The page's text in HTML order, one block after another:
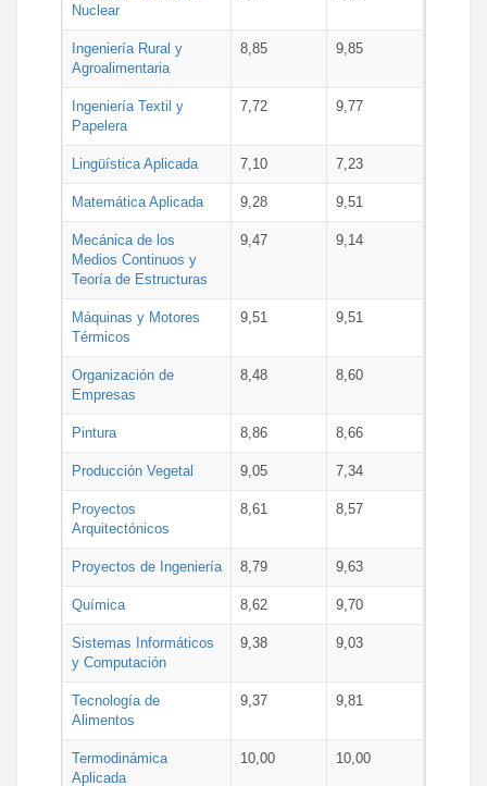
Nuclear
Ingeniería Rural y
Agroalimentaria
8,85 9,85
Ingeniería Textil y
Papelera
7,72 9,77
Lingüística Aplicada 7,10 7,23
Matemática Aplicada 9,28 9,51
Mecánica de los
Medios Continuos y
Teoría de Estructuras
9,47 9,14
Máquinas y Motores
Térmicos
9,51 9,51
Organización de
Empresas
8,48 8,60
Pintura 8,86 8,66
Producción Vegetal 9,05 7,34
Proyectos
Arquitectónicos
8,61 8,57
Proyectos de Ingeniería 8,79 9,63
Química 8,62 9,70
Sistemas Informáticos
y Computación
9,38 9,03
Tecnología de
Alimentos
9,37 9,81
Termodinámica
Aplicada
10,00 10,00